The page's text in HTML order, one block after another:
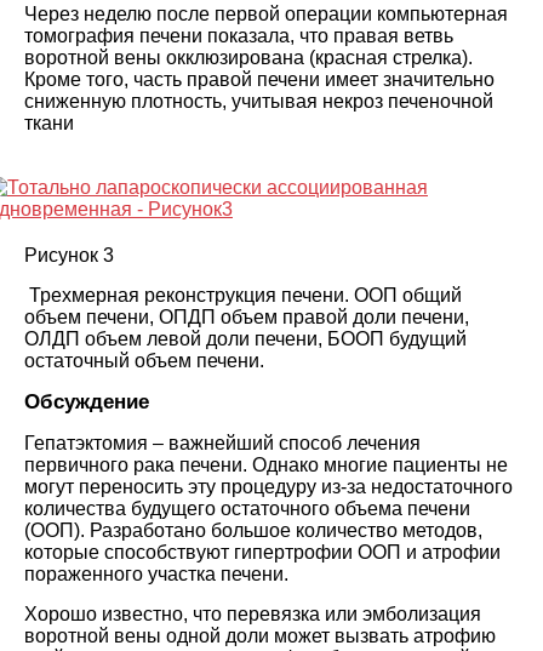
Через неделю после первой операции компьютерная
томография печени показала, что правая ветвь
воротной вены окклюзирована (красная стрелка).
Кроме того, часть правой печени имеет значительно
сниженную плотность, учитывая некроз печеночной
ткани
Рисунок 3
Трехмерная реконструкция печени. ООП общий
объем печени, ОПДП объем правой доли печени,
ОЛДП объем левой доли печени, БООП будущий
остаточный объем печени.
Обсуждение
Гепатэктомия – важнейший способ лечения
первичного рака печени. Однако многие пациенты не
могут переносить эту процедуру из-за недостаточного
количества будущего остаточного объема печени
(ООП). Разработано большое количество методов,
которые способствуют гипертрофии ООП и атрофии
пораженного участка печени.
Хорошо известно, что перевязка или эмболизация
воротной вены одной доли может вызвать атрофию